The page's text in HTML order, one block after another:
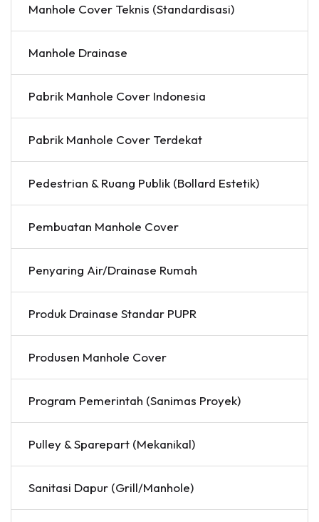
Manhole Cover Teknis (Standardisasi)
Manhole Drainase
Pabrik Manhole Cover Indonesia
Pabrik Manhole Cover Terdekat
Pedestrian & Ruang Publik (Bollard Estetik)
Pembuatan Manhole Cover
Penyaring Air/Drainase Rumah
Produk Drainase Standar PUPR
Produsen Manhole Cover
Program Pemerintah (Sanimas Proyek)
Pulley & Sparepart (Mekanikal)
Sanitasi Dapur (Grill/Manhole)